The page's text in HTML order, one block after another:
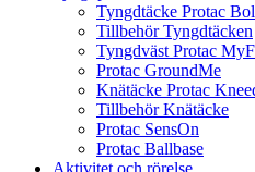
Tyngdtäcke Protac
Tillbehör Tyngdtäcken
Tyngdväst Protac
Protac GroundMe
Knätäcke Protac
Tillbehör Knätäcke
Protac SensOn
Protac Ballbase
Aktivitet och rörelse